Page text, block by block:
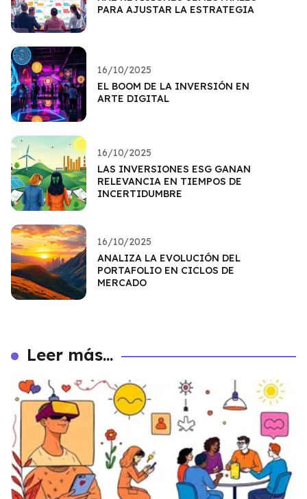
PARA AJUSTAR LA ESTRATEGIA
16/10/2025
EL BOOM DE LA INVERSIÓN EN
ARTE DIGITAL
16/10/2025
LAS INVERSIONES ESG GANAN
RELEVANCIA EN TIEMPOS DE
INCERTIDUMBRE
16/10/2025
ANALIZA LA EVOLUCIÓN DEL
PORTAFOLIO EN CICLOS DE
MERCADO
Leer más...